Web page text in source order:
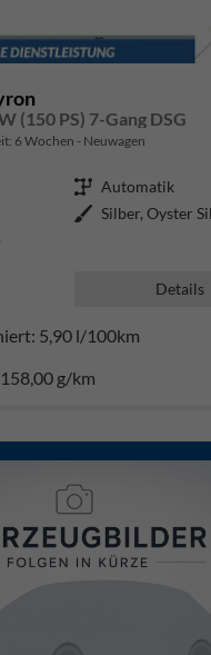
(150 PS) 7-Gang DSG
6 Wochen Neuwagen
Getriebe Automatik
Außenfarbe
Details
5,90 l/100km
158,00 g/km